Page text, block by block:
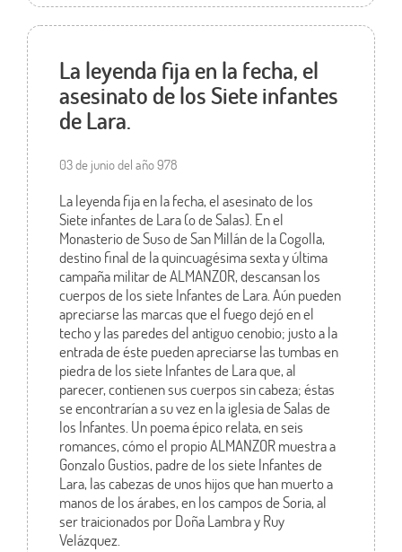
La leyenda fija en la fecha, el
asesinato de los Siete infantes
de Lara.
03 de junio del año 978
La leyenda fija en la fecha, el asesinato de los
Siete infantes de Lara (o de Salas). En el
Monasterio de Suso de San Millán de la Cogolla,
destino final de la quincuagésima sexta y última
campaña militar de ALMANZOR, descansan los
cuerpos de los siete Infantes de Lara. Aún pueden
apreciarse las marcas que el fuego dejó en el
techo y las paredes del antiguo cenobio; justo a la
entrada de éste pueden apreciarse las tumbas en
piedra de los siete Infantes de Lara que, al
parecer, contienen sus cuerpos sin cabeza; éstas
se encontrarían a su vez en la iglesia de Salas de
los Infantes. Un poema épico relata, en seis
romances, cómo el propio ALMANZOR muestra a
Gonzalo Gustios, padre de los siete Infantes de
Lara, las cabezas de unos hijos que han muerto a
manos de los árabes, en los campos de Soria, al
ser traicionados por Doña Lambra y Ruy
Velázquez.